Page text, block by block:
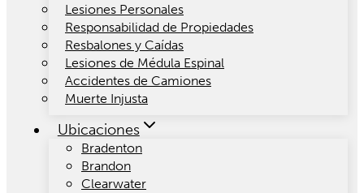
Lesiones Personales
Responsabilidad de Propiedades
Resbalones y Caídas
Lesiones de Médula Espinal
Accidentes de Camiones
Muerte Injusta
Ubicaciones
Bradenton
Brandon
Clearwater